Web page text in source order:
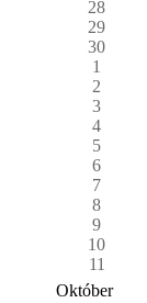
28
29
30
1
2
3
4
5
6
7
8
9
10
11
Október